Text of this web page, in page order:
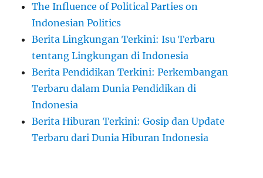
The Influence of Political Parties on
Indonesian Politics
Berita Lingkungan Terkini: Isu Terbaru
tentang Lingkungan di Indonesia
Berita Pendidikan Terkini: Perkembangan
Terbaru dalam Dunia Pendidikan di
Indonesia
Berita Hiburan Terkini: Gosip dan Update
Terbaru dari Dunia Hiburan Indonesia